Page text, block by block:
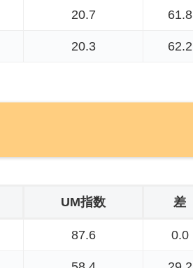
20.7 61.8
20.3 62.2
UM指数 差
87.6 0.0